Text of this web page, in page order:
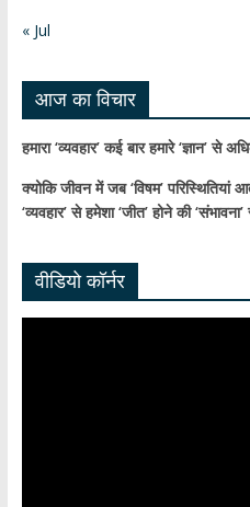
« Jul
आज का विचार
हमारा ‘व्यवहार’ कई बार हमारे ‘ज्ञान’ से
क्योकि जीवन में जब ‘विषम’ परिस्थितियां
‘व्यवहार’ से हमेशा ‘जीत’ होने की
वीडियो कॉर्नर